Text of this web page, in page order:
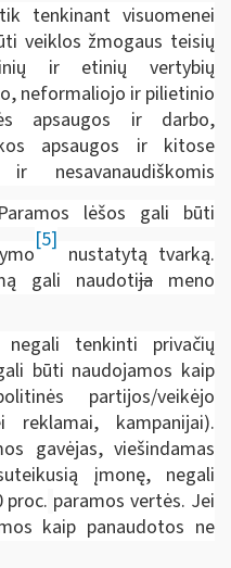
tenkinant visuomenei
veiklos žmogaus teisių
ir etinių vertybių
neformaliojo ir pilietinio
apsaugos ir darbo,
apsaugos ir kitose
nesavanaudiškomis
lėšos gali būti
[5]
nustatytą tvarką.
gali naudotijameno
tenkinti privačių
būti naudojamos kaip
partijos/veikėjo
reklamai, kampanijai).
gavėjas, viešindamas
įmonę, negali
proc. paramos vertės. Jei
kaip panaudotos ne